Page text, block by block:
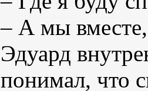
– А мы
Эдуард
понимал, что